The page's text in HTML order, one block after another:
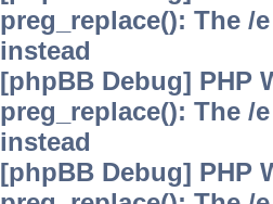
preg_replace(): The
instead
[phpBB Debug] PHP
preg_replace(): The
instead
[phpBB Debug] PHP